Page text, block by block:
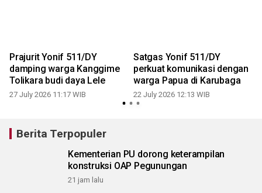
Prajurit Yonif 511/DY
damping warga Kanggime
Tolikara budi daya Lele
27 July 2026 11:17 WIB
Satgas Yonif 511/DY
perkuat komunikasi dengan
warga Papua di Karubaga
22 July 2026 12:13 WIB
Berita Terpopuler
Kementerian PU dorong keterampilan
konstruksi OAP Pegunungan
21 jam lalu